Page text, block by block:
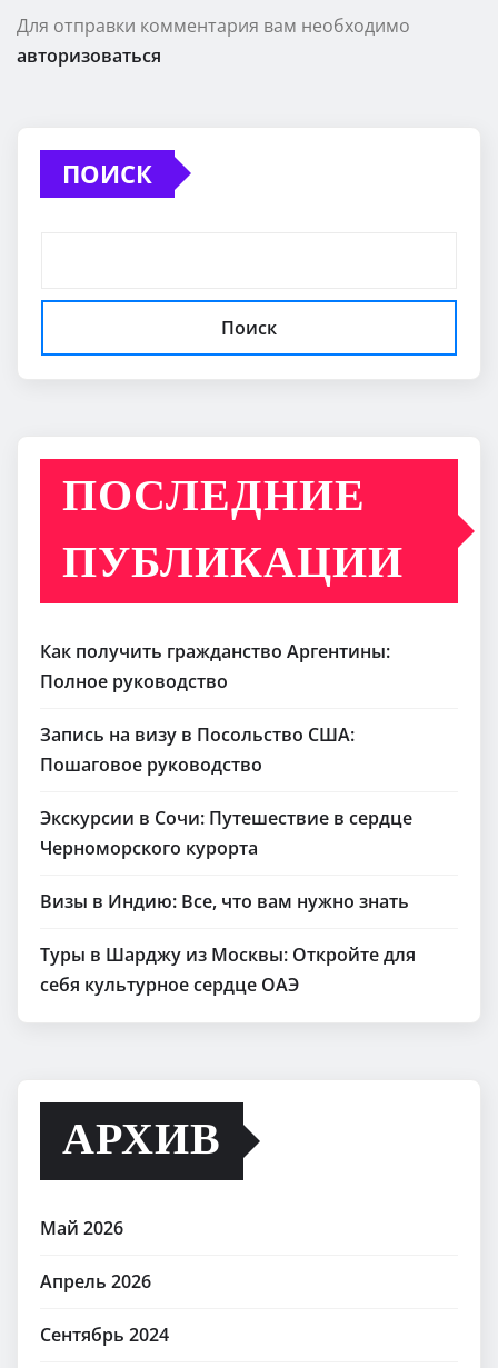
Для отправки комментария вам необходимо
авторизоваться
ПОИСК
Поиск
ПОСЛЕДНИЕ
ПУБЛИКАЦИИ
Как получить гражданство Аргентины:
Полное руководство
Запись на визу в Посольство США:
Пошаговое руководство
Экскурсии в Сочи: Путешествие в сердце
Черноморского курорта
Визы в Индию: Все, что вам нужно знать
Туры в Шарджу из Москвы: Откройте для
себя культурное сердце ОАЭ
АРХИВ
Май 2026
Апрель 2026
Сентябрь 2024